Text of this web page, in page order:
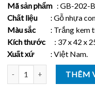
Mã sản phẩm : GB-202-B
Chất liệu
: Gỗ nhựa
Màu sắc : Trắng kem
Kích thước
: 37 x 42 x
Xuất xứ : Việt Nam.
THÊM